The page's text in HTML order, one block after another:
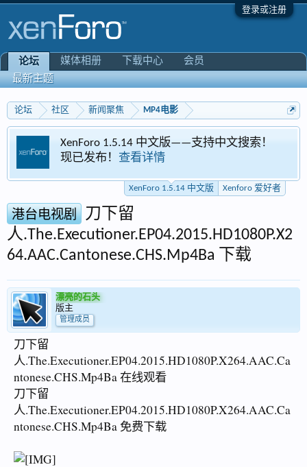
登录或注册
论坛 社区 新闻聚焦 MP4电影
XenForo 1.5.14 中文版——支持中文搜索！
现已发布！ 查看详情
XenForo 1.5.14 中文版 Xenforo 爱好者
港台电视剧
刀下留
人.The.Executioner.EP04.2015.HD1080P.X2
64.AAC.Cantonese.CHS.Mp4Ba 下载
漂亮的石头
版主
管理成员
刀下留
人.The.Executioner.EP04.2015.HD1080P.X264.AAC.Ca
ntonese.CHS.Mp4Ba 在线观看
刀下留
人.The.Executioner.EP04.2015.HD1080P.X264.AAC.Ca
ntonese.CHS.Mp4Ba 免费下载
论坛
最新主题
媒体相册 下载中心 会员